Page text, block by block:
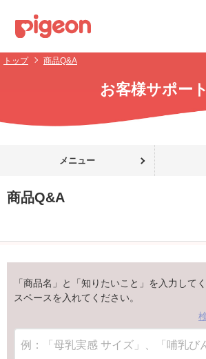
トップ 商品Q&A
お客様サポート
メニュー
商品Q&A
「商品名」と「知りたいこと」を入力して
スペースを入れてください。